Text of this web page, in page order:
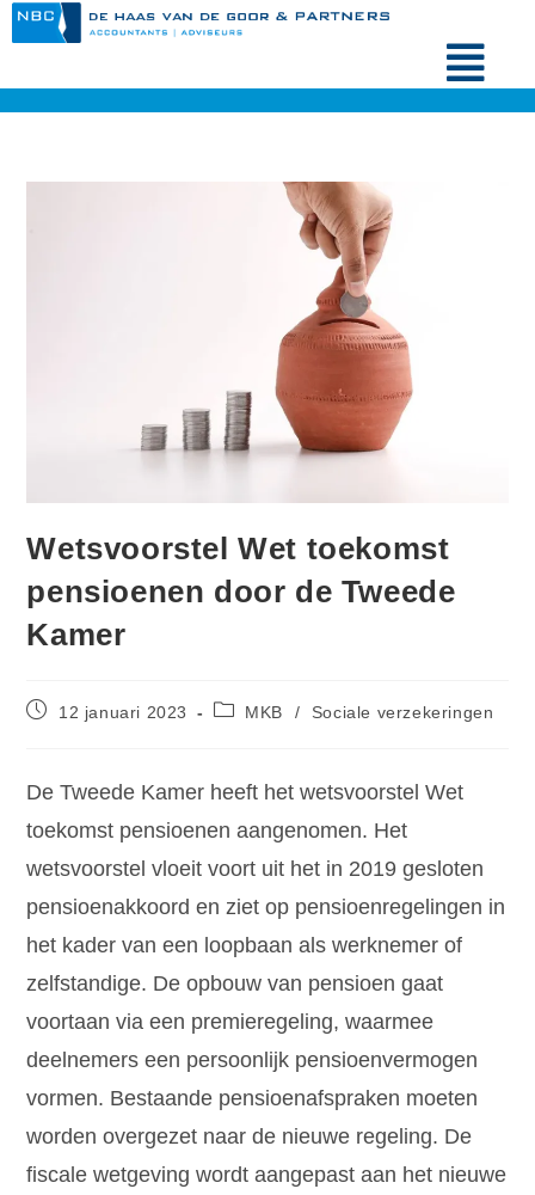
Wetsvoorstel Wet toekomst
pensioenen door de Tweede
Kamer
12 januari 2023 MKB / Sociale verzekeringen
De Tweede Kamer heeft het wetsvoorstel Wet
toekomst pensioenen aangenomen. Het
wetsvoorstel vloeit voort uit het in 2019 gesloten
pensioenakkoord en ziet op pensioenregelingen in
het kader van een loopbaan als werknemer of
zelfstandige. De opbouw van pensioen gaat
voortaan via een premieregeling, waarmee
deelnemers een persoonlijk pensioenvermogen
vormen. Bestaande pensioenafspraken moeten
worden overgezet naar de nieuwe regeling. De
fiscale wetgeving wordt aangepast aan het nieuwe